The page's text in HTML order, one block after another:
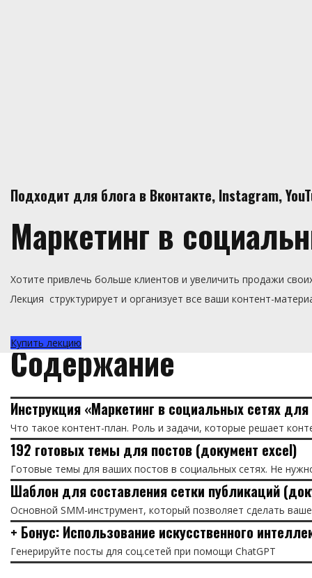
Подходит для блога в Вконтакте, Instagram,
Маркетинг в
Хотите привлечь больше клиентов и увеличить продажи
Лекция структурирует и организует все ваши контент-
Купить лекцию
Содержание
Инструкция «Маркетинг в социальных сетях
Что такое контент-план. Роль и задачи, которые решает
192 готовых темы для постов (документ excel)
Готовые темы для ваших постов в социальных сетях. Не
Шаблон для составления сетки публикаций
Основной SMM-инструмент, который позволяет сделать
+ Бонус: Использование искусственного
Генерируйте посты для соц.сетей при помощи ChatGPT